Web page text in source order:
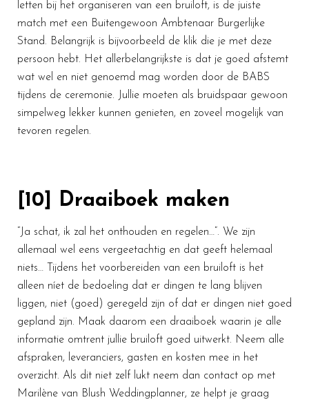
letten bij het organiseren van een bruiloft, is de juiste
match met een Buitengewoon Ambtenaar Burgerlijke
Stand. Belangrijk is bijvoorbeeld de klik die je met deze
persoon hebt. Het allerbelangrijkste is dat je goed afstemt
wat wel en niet genoemd mag worden door de BABS
tijdens de ceremonie. Jullie moeten als bruidspaar gewoon
simpelweg lekker kunnen genieten, en zoveel mogelijk van
tevoren regelen.
[10] Draaiboek maken
“Ja schat, ik zal het onthouden en regelen…”. We zijn
allemaal wel eens vergeetachtig en dat geeft helemaal
niets… Tijdens het voorbereiden van een bruiloft is het
alleen níet de bedoeling dat er dingen te lang blijven
liggen, niet (goed) geregeld zijn of dat er dingen niet goed
gepland zijn. Maak daarom een draaiboek waarin je alle
informatie omtrent jullie bruiloft goed uitwerkt. Neem alle
afspraken, leveranciers, gasten en kosten mee in het
overzicht. Als dit niet zelf lukt neem dan contact op met
Marilène van Blush Weddingplanner, ze helpt je graag